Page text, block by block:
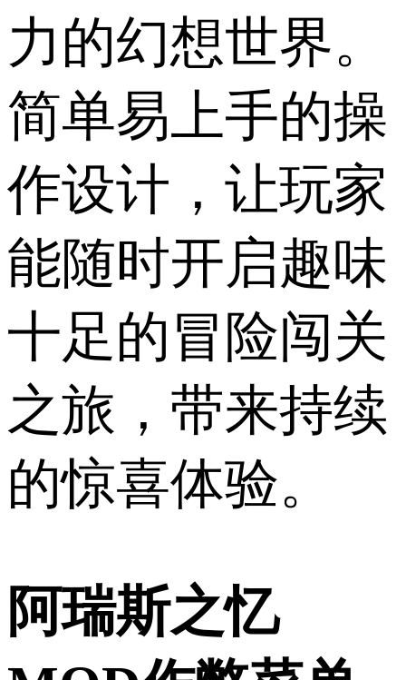
力的幻想世界。
简单易上手的操
作设计，让玩家
能随时开启趣味
十足的冒险闯关
之旅，带来持续
的惊喜体验。
阿瑞斯之忆